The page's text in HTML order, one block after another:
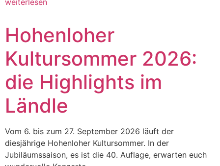
Hohenloher
Kultursommer 2026:
die Highlights im
Ländle
Vom 6. bis zum 27. September 2026 läuft der
diesjährige Hohenloher Kultursommer. In der
Jubiläumssaison, es ist die 40. Auflage, erwarten euch